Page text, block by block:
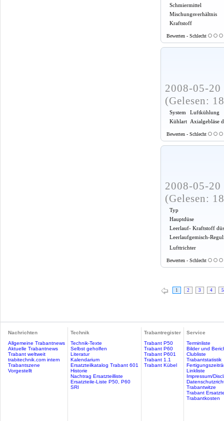
Schmiermittel
Mischungsverhältnis
Kraftstoff
Bewerten - Schlecht
2008-05-
(Gelesen:
System
Luftkühlung
Kühlart Axialgebläse
Bewerten - Schlecht
2008-05-
(Gelesen:
Typ
Hauptdüse
Leerlauf- Kraftstoff
Leerlaufgemisch-
Lufttrichter
Bewerten - Schlecht
1 2 3 4 5
Nachrichten
Allgemeine Trabantnews
Aktuelle Trabantnews
Trabant weltweit
trabitechnik.com intern
Trabantszene
Vorgestellt
Technik
Technik-Texte
Selbst geholfen
Literatur
Kalendarium
Ersatzteilkatalog Trabant 601
Historie
Nachtrag Ersatzteilliste
Ersatzteile-Liste P50, P60
SRI
Trabantregister
Trabant P50
Trabant P60
Trabant P601
Trabant 1.1
Trabant Kübel
Service
Terminliste
Bilder und
Clubliste
Trabantstatistik
Linkliste
Impressum/
Trabantwitze
Trabant
Trabantkosten